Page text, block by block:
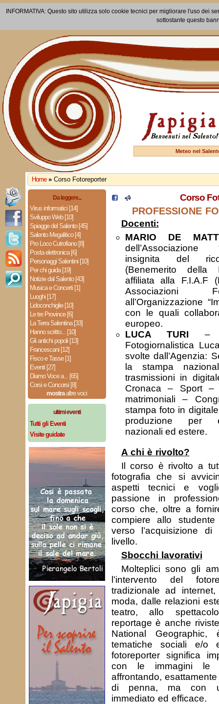
INFORMATIVA: Questo sito utilizza solo cookie tecnici per migliorare l'uso dei
sottostante questo
Meteo nel
Home » Corso Fotoreporter
Da leggere...
Virus informatici [14]
Sviluppo Web [10]
Spiagge del Salento [45]
Salento Megalitico [4]
Pro Loco Cutrofiano [8]
Posta elettronica [6]
Personaggi Salentini [10]
Per chi guida [19]
Notizie dal Salento [43]
Musica e Concerti [1]
Luoghi [17]
Lidoconchiglie [10]
Le tre Province [6]
La Terra Salentina [33]
Hanno scritto... [10]
Gli antichi popoli [13]
Francescani [12]
Fisco e Tasse [1]
Eventi [27]
Diamo Voce a... [65]
Corsi e Concorsi [8]
mostraaltre voci
ultimi eventi
Tutti gli Eventi
Visite guidate
Corso
PROFESSIONE
Docenti:
MARIO DE
dell’Associazione
insignita del
(Benemerito della
affiliata alla F.I.A.F
Associazioni
all’Organizzazione
con le quali
europeo.
LUCA TURI –
Fotogiornalistica
svolte dall’Agenzia:
la stampa
trasmissioni in
Cronaca – Sport –
matrimoniali –
stampa foto in
produzione per
nazionali ed estere.
A chi è rivolto?
Il corso è rivolto a
fotografia che si
aspetti tecnici e
passione in
corso che, oltre a
compiere allo
verso l’acquisizione
livello.
Sbocchi lavorativi
Molteplici sono gli
l’intervento del
tradizionale ad
moda, dalle relazioni
teatro, allo
reportage è anche
National Geographic,
tematiche sociali e/o
fotoreporter significa
con le immagini le
affrontando,
di penna, ma con
immediato ed efficace.